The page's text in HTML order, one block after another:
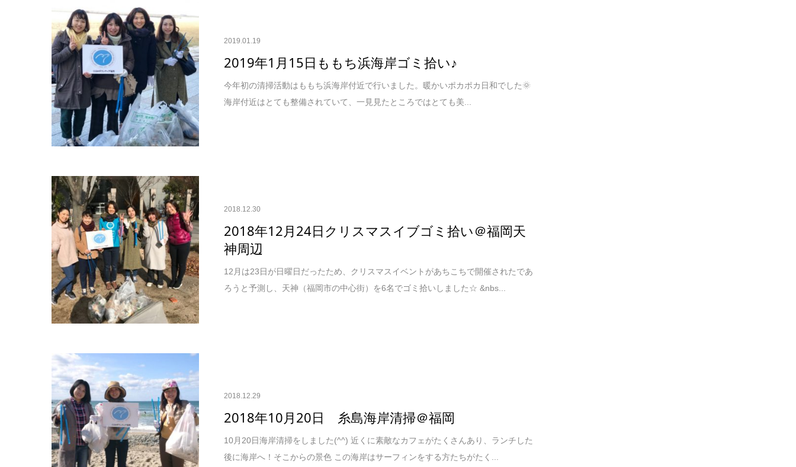
2019.01.19
2019年1月15日ももち浜海岸ゴミ拾い♪
今年初の清掃活動はももち浜海岸付近で行いました。暖かいポカポカ日和でした🌞
海岸付近はとても整備されていて、一見見たところではとても美...
2018.12.30
2018年12月24日クリスマスイブゴミ拾い＠福岡天
神周辺
12月は23日が日曜日だったため、クリスマスイベントがあちこちで開催されたであ
ろうと予測し、天神（福岡市の中心街）を6名でゴミ拾いしました☆ &nbs...
2018.12.29
2018年10月20日 糸島海岸清掃＠福岡
10月20日海岸清掃をしました(^^) 近くに素敵なカフェがたくさんあり、ランチした
後に海岸へ！そこからの景色 この海岸はサーフィンをする方たちがたく...